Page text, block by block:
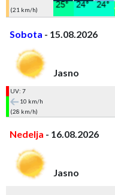
(21 km/h)
Sobota - 15.08.2026
Jasno
UV: 7
10 km/h
(28 km/h)
Nedelja - 16.08.2026
Jasno